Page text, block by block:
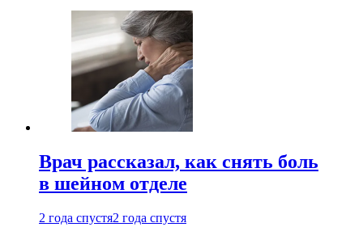
Врач рассказал, как снять боль
в шейном отделе
2 года спустя2 года спустя